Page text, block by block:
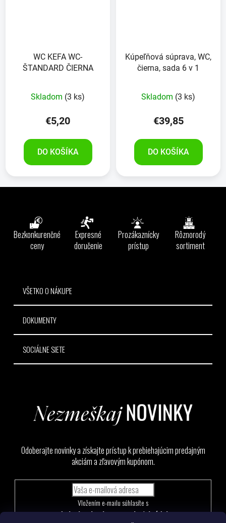
WC KEFA WC-
ŠTANDARD ČIERNA
Skladom (3 ks)
€5,20
DO KOŠÍKA
Kúpeľňová súprava, WC,
čierna, sada 6 v 1
Skladom (3 ks)
€39,85
DO KOŠÍKA
Bezkonkurenčné
ceny
Expresné
doručenie
Prozákaznícky
prístup
Rôznorodý
sortiment
VŠETKO O NÁKUPE
DOKUMENTY
SOCIÁLNE SIETE
Odoberajte novinky a získajte prístup k prebiehajúcim predajným
akciám a zľavovým kupónom.
podmienkami ochrany osobných údajov